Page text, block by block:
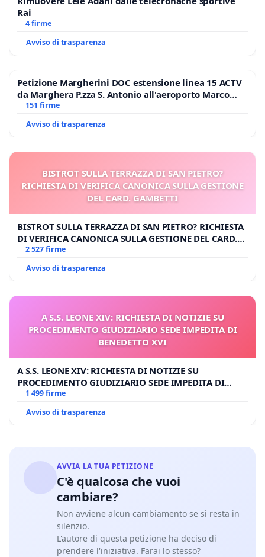
Rai
4 firme
Avviso di trasparenza
Petizione Margherini DOC estensione linea 15 ACTV
da Marghera P.zza S. Antonio all'aeroporto Marco
Polo tariffa a € 1,50
151 firme
Avviso di trasparenza
BISTROT SULLA TERRAZZA DI SAN PIETRO?
RICHIESTA DI VERIFICA CANONICA SULLA GESTIONE
DEL CARD. GAMBETTI
BISTROT SULLA TERRAZZA DI SAN PIETRO? RICHIESTA
DI VERIFICA CANONICA SULLA GESTIONE DEL CARD.
GAMBETTI
2 527 firme
Avviso di trasparenza
A S.S. LEONE XIV: RICHIESTA DI NOTIZIE SU
PROCEDIMENTO GIUDIZIARIO SEDE IMPEDITA DI
BENEDETTO XVI
A S.S. LEONE XIV: RICHIESTA DI NOTIZIE SU
PROCEDIMENTO GIUDIZIARIO SEDE IMPEDITA DI
BENEDETTO XVI
1 499 firme
Avviso di trasparenza
AVVIA LA TUA PETIZIONE
C'è qualcosa che vuoi
cambiare?
Non avviene alcun cambiamento se si resta in
silenzio.
L'autore di questa petizione ha deciso di
prendere l'iniziativa. Farai lo stesso?